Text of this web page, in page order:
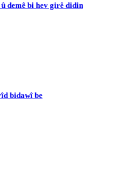
demê bi hev girê didin
bidawî be